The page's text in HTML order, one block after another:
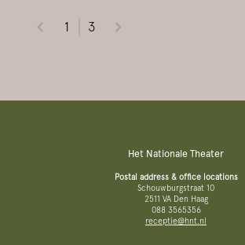
1 3
Het Nationale Theater
Postal address & office locations
Schouwburgstraat 10
2511 VA Den Haag
088 3565356
receptie@hnt.nl